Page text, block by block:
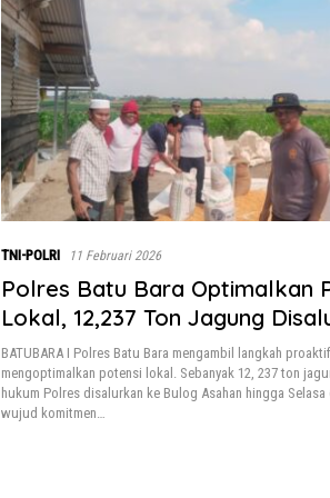
TNI-POLRI 11 Februari 2026
Polres Batu Bara Optimalkan
Lokal, 12,237 Ton Jagung
Bulog Demi Ketahanan Pangan
BATUBARA I Polres Batu Bara mengambil langkah
mengoptimalkan potensi lokal. Sebanyak 12, 237 ton
hukum Polres disalurkan ke Bulog Asahan hingga
wujud komitmen…